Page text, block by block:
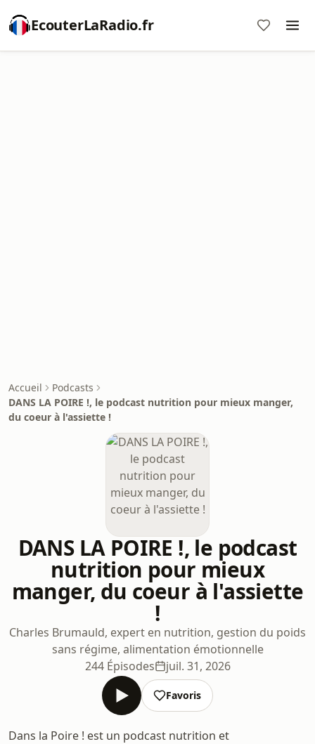
EcouterLaRadio.fr
Accueil
Podcasts
DANS LA POIRE !, le podcast nutrition pour mieux manger,
du coeur à l'assiette !
DANS LA POIRE !, le podcast
nutrition pour mieux
manger, du coeur à l'assiette
!
Charles Brumauld, expert en nutrition, gestion du poids
sans régime, alimentation émotionnelle
244 Épisodes
juil. 31, 2026
Favoris
Dans la Poire ! est un podcast nutrition et